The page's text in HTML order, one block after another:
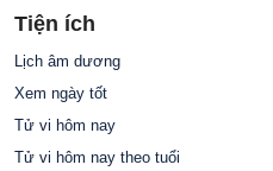
Tiện ích
Lịch âm dương
Xem ngày tốt
Tử vi hôm nay
Tử vi hôm nay theo tuổi